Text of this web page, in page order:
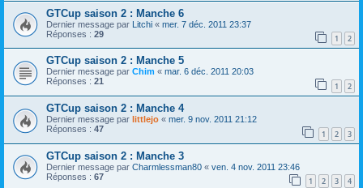
GTCup saison 2 : Manche 6
Dernier message par Litchi « mer. 7 déc. 2011 23:37
Réponses : 29 1 2
GTCup saison 2 : Manche 5
Dernier message par Chim « mar. 6 déc. 2011 20:03
Réponses : 21 1 2
GTCup saison 2 : Manche 4
Dernier message par littlejo « mer. 9 nov. 2011 21:12
Réponses : 47 1 2 3
GTCup saison 2 : Manche 3
Dernier message par Charmlessman80 « ven. 4 nov. 2011 23:46
Réponses : 67 1 2 3 4